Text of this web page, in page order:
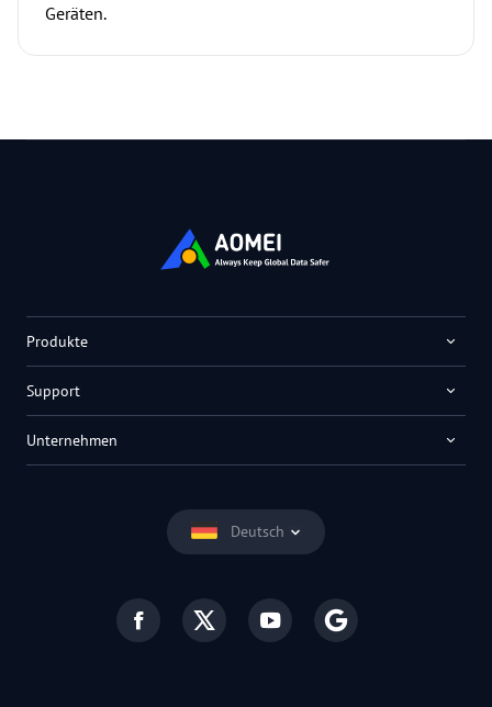
Geräten.
Deutsch
Produkte
Support
Unternehmen